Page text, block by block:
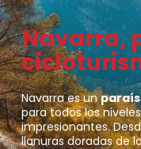
Navarra,
Navarra es un
para todos los
impresionantes.
llanuras doradas de